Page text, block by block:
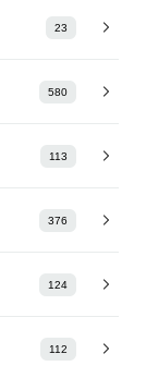
23
580
113
376
124
112